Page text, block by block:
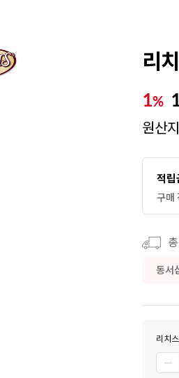
리
1%
원산
적립
구매
동서
리치